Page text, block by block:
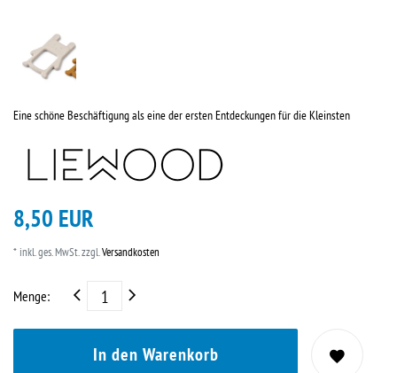
Eine schöne Beschäftigung als eine der ersten Entdeckungen für die Kleinsten
8,50 EUR
* inkl. ges. MwSt. zzgl.Versandkosten
Menge:
In den Warenkorb